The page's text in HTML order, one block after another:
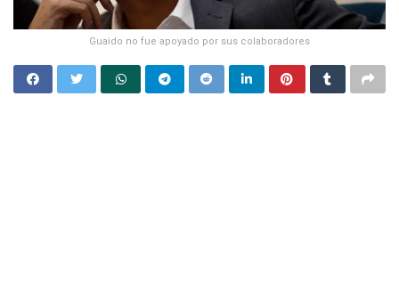
Guaido no fue apoyado por sus colaboradores